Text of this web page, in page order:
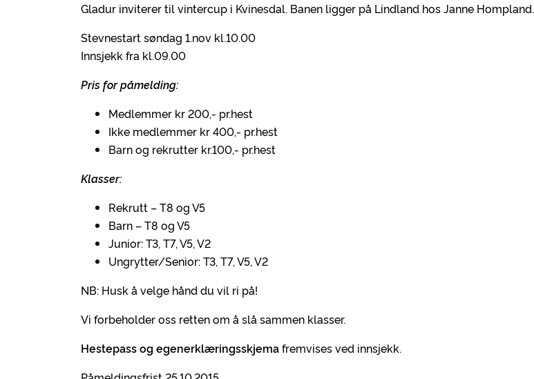
Gladur inviterer til vintercup i Kvinesdal. Banen ligger på Lindland hos Janne Hompland.
Stevnestart søndag 1.nov kl.10.00
Innsjekk fra kl.09.00
Pris for påmelding:
Medlemmer kr 200,- pr.hest
Ikke medlemmer kr 400,- pr.hest
Barn og rekrutter kr.100,- pr.hest
Klasser:
Rekrutt – T8 og V5
Barn – T8 og V5
Junior: T3, T7, V5, V2
Ungrytter/Senior: T3, T7, V5, V2
NB: Husk å velge hånd du vil ri på!
Vi forbeholder oss retten om å slå sammen klasser.
Hestepass og egenerklæringsskjemafremvises ved innsjekk.